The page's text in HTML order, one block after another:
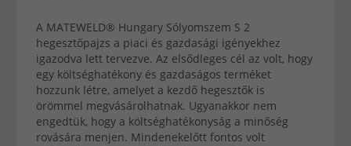
A MATEWELD® Hungary Sólyomszem S 2
hegesztőpajzs a piaci és gazdasági igényekhez
igazodva lett tervezve. Az elsődleges cél az volt, hogy
egy költséghatékony és gazdaságos terméket
hozzunk létre, amelyet a kezdő hegesztők is
örömmel megvásárolhatnak. Ugyanakkor nem
engedtük, hogy a költséghatékonyság a minőség
rovására menjen. Mindenekelőtt fontos volt